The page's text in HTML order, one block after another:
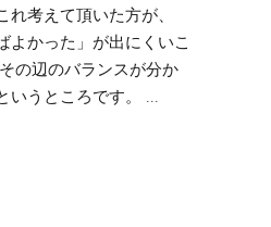
考えて頂いた方が、
よかった」が出にくいこ
の辺のバランスが分か
いうところです。